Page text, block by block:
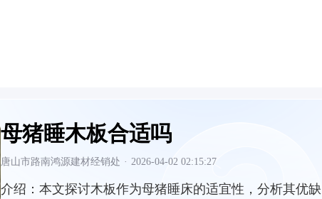
母猪睡木板合适吗
唐山市路南鸿源建材经销处 · 2026-04-02 02:15:27
介绍： 本文探讨木板作为母猪睡床的适宜性，分析其优缺